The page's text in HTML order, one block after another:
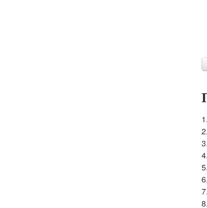
1.
2.
3.
4.
5.
6.
7.
8.